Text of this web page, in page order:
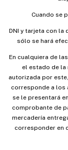
Cuando se
DNI y tarjeta con la
sólo se hará
En cualquiera de
el estado de la
autorizada por
corresponde a los
se le presentará
comprobante de
mercadería
corresponder en